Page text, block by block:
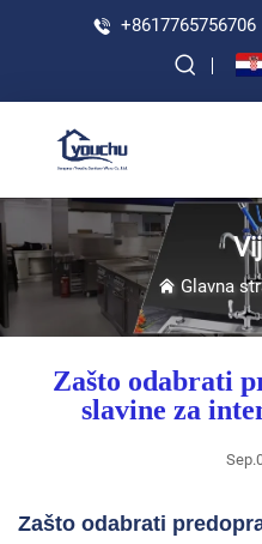
+8617765756706
Glavna
Zašto odabrati
slavine za
Zašto odabrati